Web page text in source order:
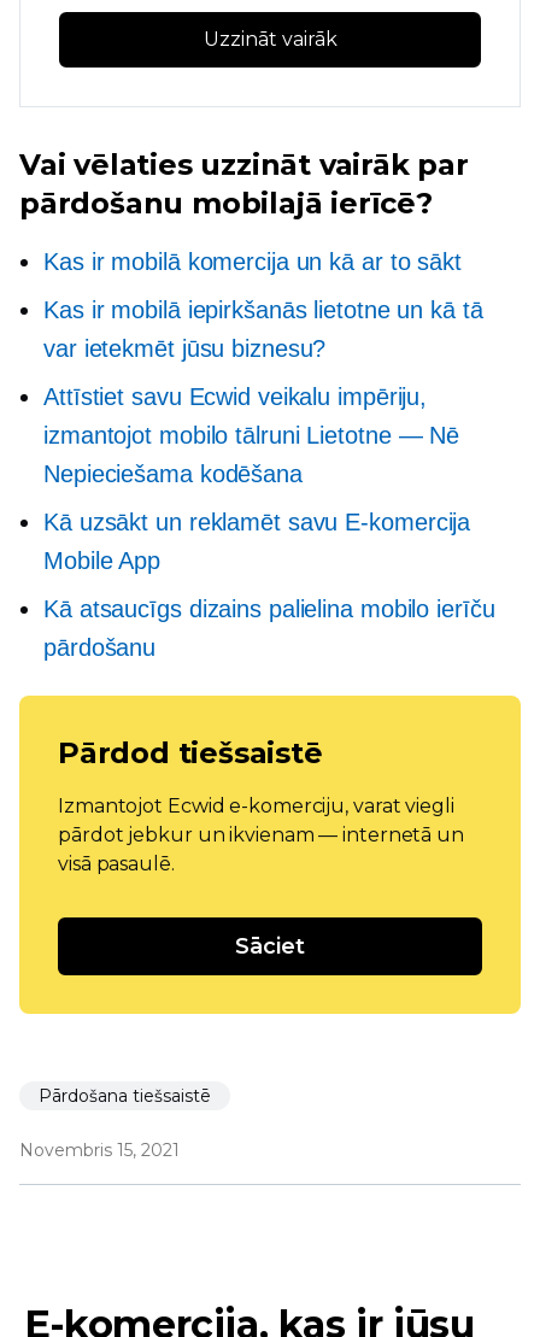
Uzzināt vairāk
Vai vēlaties uzzināt vairāk par
pārdošanu mobilajā ierīcē?
Kas ir mobilā komercija un kā ar to sākt
Kas ir mobilā iepirkšanās lietotne un kā tā
var ietekmēt jūsu biznesu?
Attīstiet savu Ecwid veikalu impēriju,
izmantojot mobilo tālruni Lietotne — Nē
Nepieciešama kodēšana
Kā uzsākt un reklamēt savu E-komercija
Mobile App
Kā atsaucīgs dizains palielina mobilo ierīču
pārdošanu
Pārdod tiešsaistē
Izmantojot Ecwid e-komerciju, varat viegli
pārdot jebkur un ikvienam — internetā un
visā pasaulē.
Sāciet
Pārdošana tiešsaistē
Novembris 15, 2021
E-komercija, kas ir jūsu